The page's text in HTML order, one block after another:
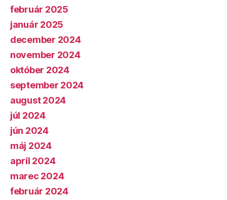
február 2025
január 2025
december 2024
november 2024
október 2024
september 2024
august 2024
júl 2024
jún 2024
máj 2024
apríl 2024
marec 2024
február 2024